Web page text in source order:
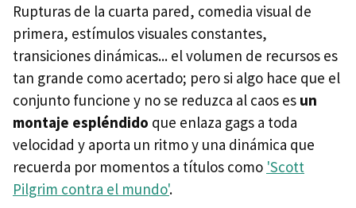
Rupturas de la cuarta pared, comedia visual de
primera, estímulos visuales constantes,
transiciones dinámicas... el volumen de recursos es
tan grande como acertado; pero si algo hace que el
conjunto funcione y no se reduzca al caos es un
montaje espléndido que enlaza gags a toda
velocidad y aporta un ritmo y una dinámica que
recuerda por momentos a títulos como 'Scott
Pilgrim contra el mundo'.